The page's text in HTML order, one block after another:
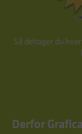
Så deltager du
Derfor